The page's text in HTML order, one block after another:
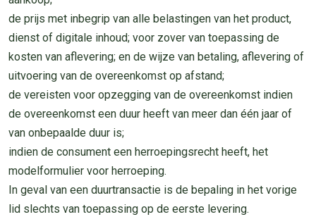
de prijs met inbegrip van alle belastingen van het product,
dienst of digitale inhoud; voor zover van toepassing de
kosten van aflevering; en de wijze van betaling, aflevering of
uitvoering van de overeenkomst op afstand;
de vereisten voor opzegging van de overeenkomst indien
de overeenkomst een duur heeft van meer dan één jaar of
van onbepaalde duur is;
indien de consument een herroepingsrecht heeft, het
modelformulier voor herroeping.
In geval van een duurtransactie is de bepaling in het vorige
lid slechts van toepassing op de eerste levering.